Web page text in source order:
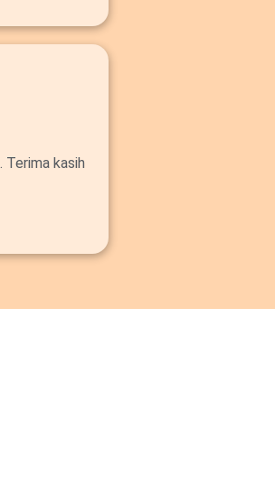
Terima kasih